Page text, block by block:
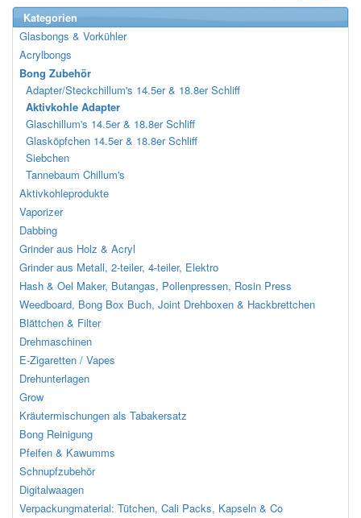
Kategorien
Glasbongs & Vorkühler
Acrylbongs
Bong Zubehör
Adapter/Steckchillum's 14.5er & 18.8er Schliff
Aktivkohle Adapter
Glaschillum's 14.5er & 18.8er Schliff
Glasköpfchen 14.5er & 18.8er Schliff
Siebchen
Tannebaum Chillum's
Aktivkohleprodukte
Vaporizer
Dabbing
Grinder aus Holz & Acryl
Grinder aus Metall, 2-teiler, 4-teiler, Elektro
Hash & Oel Maker, Butangas, Pollenpressen, Rosin Press
Weedboard, Bong Box Buch, Joint Drehboxen & Hackbrettchen
Blättchen & Filter
Drehmaschinen
E-Zigaretten / Vapes
Drehunterlagen
Grow
Kräutermischungen als Tabakersatz
Bong Reinigung
Pfeifen & Kawumms
Schnupfzubehör
Digitalwaagen
Verpackungmaterial: Tütchen, Cali Packs, Kapseln & Co